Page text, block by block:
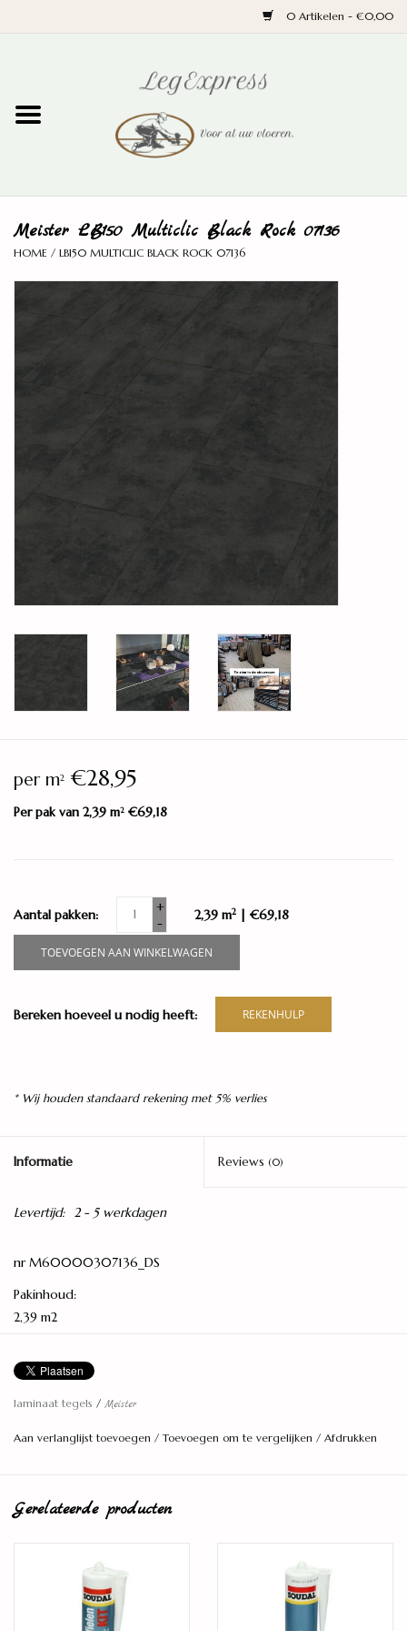
0 Artikelen - €0,00
Parket
Meister LB150 Multiclic Black Rock 07136
HOME / LB150 MULTICLIC BLACK ROCK 07136
per m2 €28,95
Per pak van 2,39 m2 €69,18
Aantal pakken:
+
-
2,39 m2 | €69,18
TOEVOEGEN AAN WINKELWAGEN
Bereken hoeveel u nodig heeft: REKENHULP
* Wij houden standaard rekening met 5% verlies
Informatie Reviews (0)
Levertijd: 2 - 5 werkdagen
nr M60000307136_DS
Pakinhoud:
2,39 m2
85,3 centimeter
Breedte:
7 stuks
MasterClic Plus
laminaat tegels / Meister
Aan verlanglijst toevoegen /Toevoegen om te vergelijken / Afdrukken
Gerelateerde producten